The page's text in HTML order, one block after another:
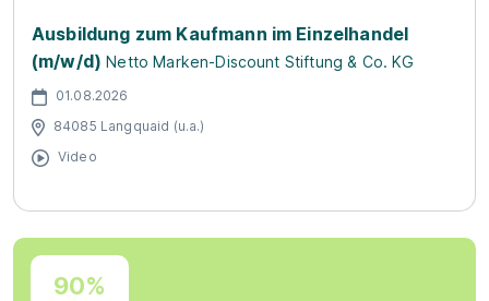
Ausbildung zum Kaufmann im Einzelhandel
(m/w/d) Netto Marken-Discount Stiftung & Co. KG
01.08.2026
84085 Langquaid (u.a.)
Video
90%